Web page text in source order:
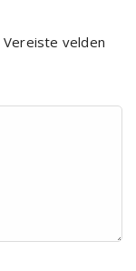
Vereiste velden